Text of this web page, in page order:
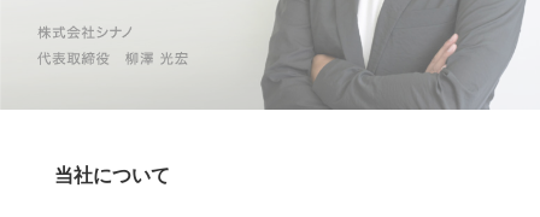
当社について